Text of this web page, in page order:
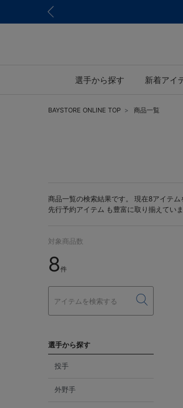
選手から探す 新着アイ
BAYSTORE ONLINE TOP 商品一覧
商品一覧の検索結果です。 現在8アイテ
先行予約アイテム も豊富に取り揃えていま
対象商品数
8件
選手から探す
投手
外野手